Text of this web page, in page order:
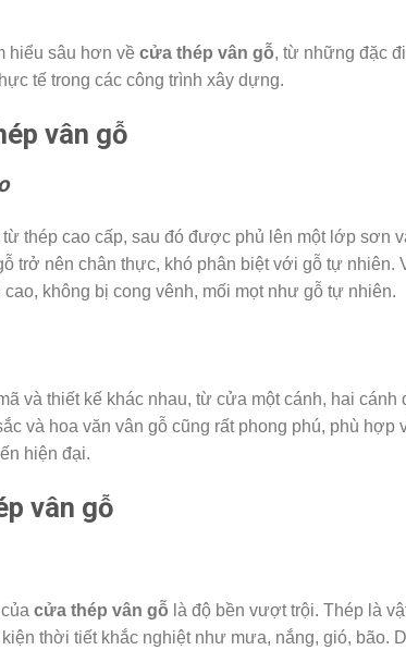
hiểu sâu hơn về cửa thép vân gỗ, từ những đặc
tế trong các công trình xây dựng.
vân gỗ
thép cao cấp, sau đó được phủ lên một lớp sơn
trở nên chân thực, khó phân biệt với gỗ tự nhiên.
không bị cong vênh, mối mọt như gỗ tự nhiên.
và thiết kế khác nhau, từ cửa một cánh, hai cánh
và hoa văn vân gỗ cũng rất phong phú, phù hợp
hiện đại.
vân gỗ
cửa thép vân gỗ là độ bền vượt trội. Thép là
thời tiết khắc nghiệt như mưa, nắng, gió, bão.